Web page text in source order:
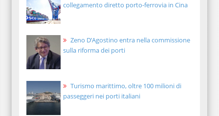
collegamento diretto porto-ferrovia in Cina
Zeno D’Agostino entra nella commissione
sulla riforma dei porti
Turismo marittimo, oltre 100 milioni di
passeggeri nei porti italiani